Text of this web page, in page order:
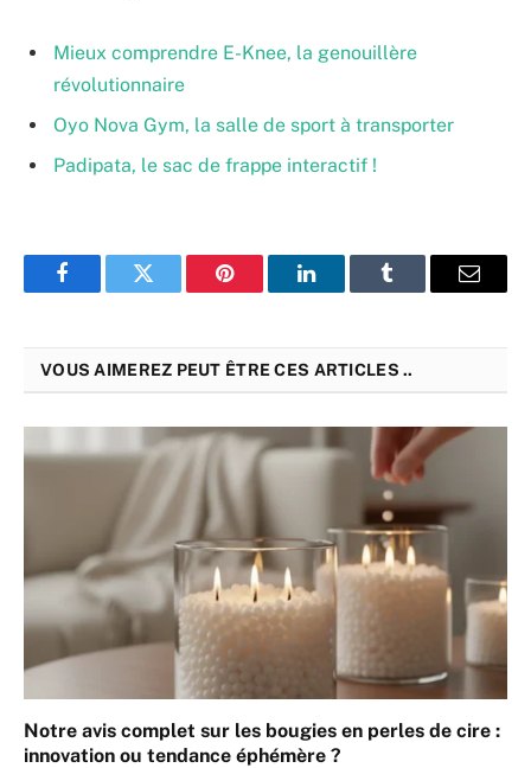
Mieux comprendre E-Knee, la genouillère
révolutionnaire
Oyo Nova Gym, la salle de sport à transporter
Padipata, le sac de frappe interactif !
FacebookTwitter Pinterest LinkedInTumblr Email
VOUS AIMEREZ PEUT ÊTRE CES ARTICLES ..
Notre avis complet sur les bougies en perles de cire :
innovation ou tendance éphémère ?